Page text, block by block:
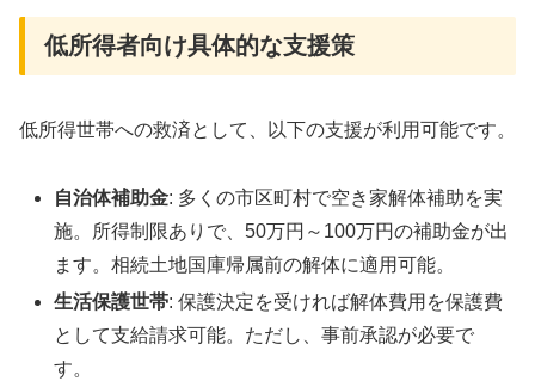
低所得者向け具体的な支援策
低所得世帯への救済として、以下の支援が利用可能です。
自治体補助金: 多くの市区町村で空き家解体補助を実
施。所得制限ありで、50万円～100万円の補助金が出
ます。相続土地国庫帰属前の解体に適用可能。
生活保護世帯: 保護決定を受ければ解体費用を保護費
として支給請求可能。ただし、事前承認が必要で
す。